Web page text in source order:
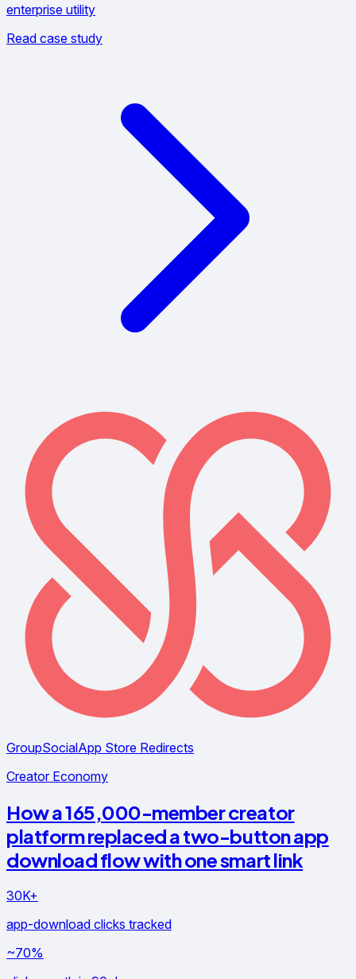
enterprise utility
Read case study
GroupSocialApp Store Redirects
Creator Economy
How a 165,000-member creator
platform replaced a two-button app
download flow with one smart link
30K+
app-download clicks tracked
~70%